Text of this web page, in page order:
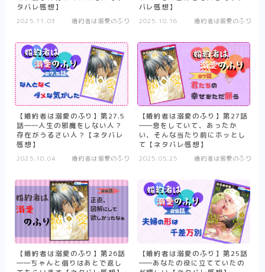
転生悪女の黒歴史
推したいしております
婚約者は溺愛のふり
死に戻り令嬢のルチェッタ
末永くよろしくお願いします
そのメイド、危険につき
その他
アニメ
ハイキュー！！
夏目友人帳
WIND BREAKER
SAKAMOTO DAYS
タバレ感想】
2025.11.03 婚約者は溺愛のふり
バレ感想】
2025.10.16 婚約者は溺愛のふり
【婚約者は溺愛のふり】第27.5
話――人生の邪魔をしない人？
存在がうるさい人？【ネタバレ
感想】
2025.10.04 婚約者は溺愛のふり
【婚約者は溺愛のふり】第27話
――息をしていて、あったか
い、そんな当たり前にホッとし
て【ネタバレ感想】
2025.05.25 婚約者は溺愛のふり
【婚約者は溺愛のふり】第26話
――ちゃんと借りはあとで返し
【婚約者は溺愛のふり】第25話
――あなたの役に立てていたの